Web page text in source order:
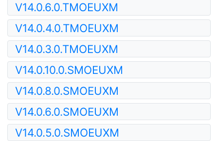
V14.0.6.0.TMOEUXM
V14.0.4.0.TMOEUXM
V14.0.3.0.TMOEUXM
V14.0.10.0.SMOEUXM
V14.0.8.0.SMOEUXM
V14.0.6.0.SMOEUXM
V14.0.5.0.SMOEUXM